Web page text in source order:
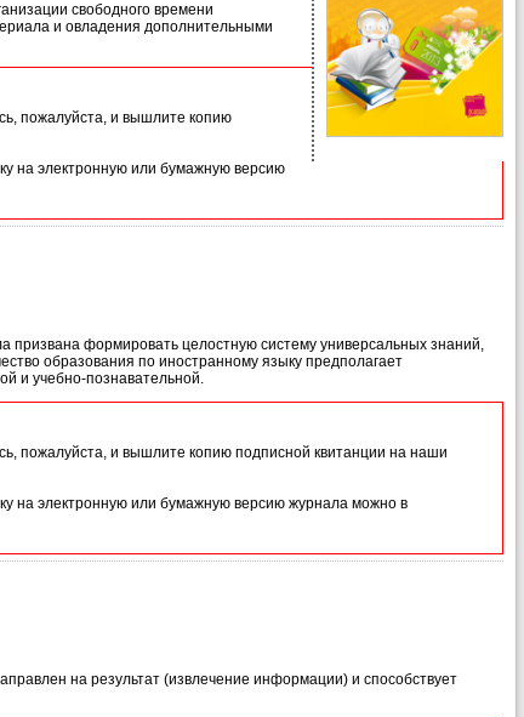
свободного времени
и овладения дополнительными
пожалуйста, и вышлите копию
на электронную или бумажную версию
призвана формировать целостную систему универсальных знаний,
образования по иностранному языку предполагает
и учебно-познавательной.
пожалуйста, и вышлите копию подписной квитанции на наши
на электронную или бумажную версию журнала можно в
на результат (извлечение информации) и способствует